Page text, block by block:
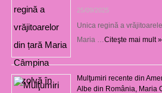
25/09/2025
Unica regină a
Maria … Citeşte mai mult »
Mulţumiri recente din
Albe din România, Maria